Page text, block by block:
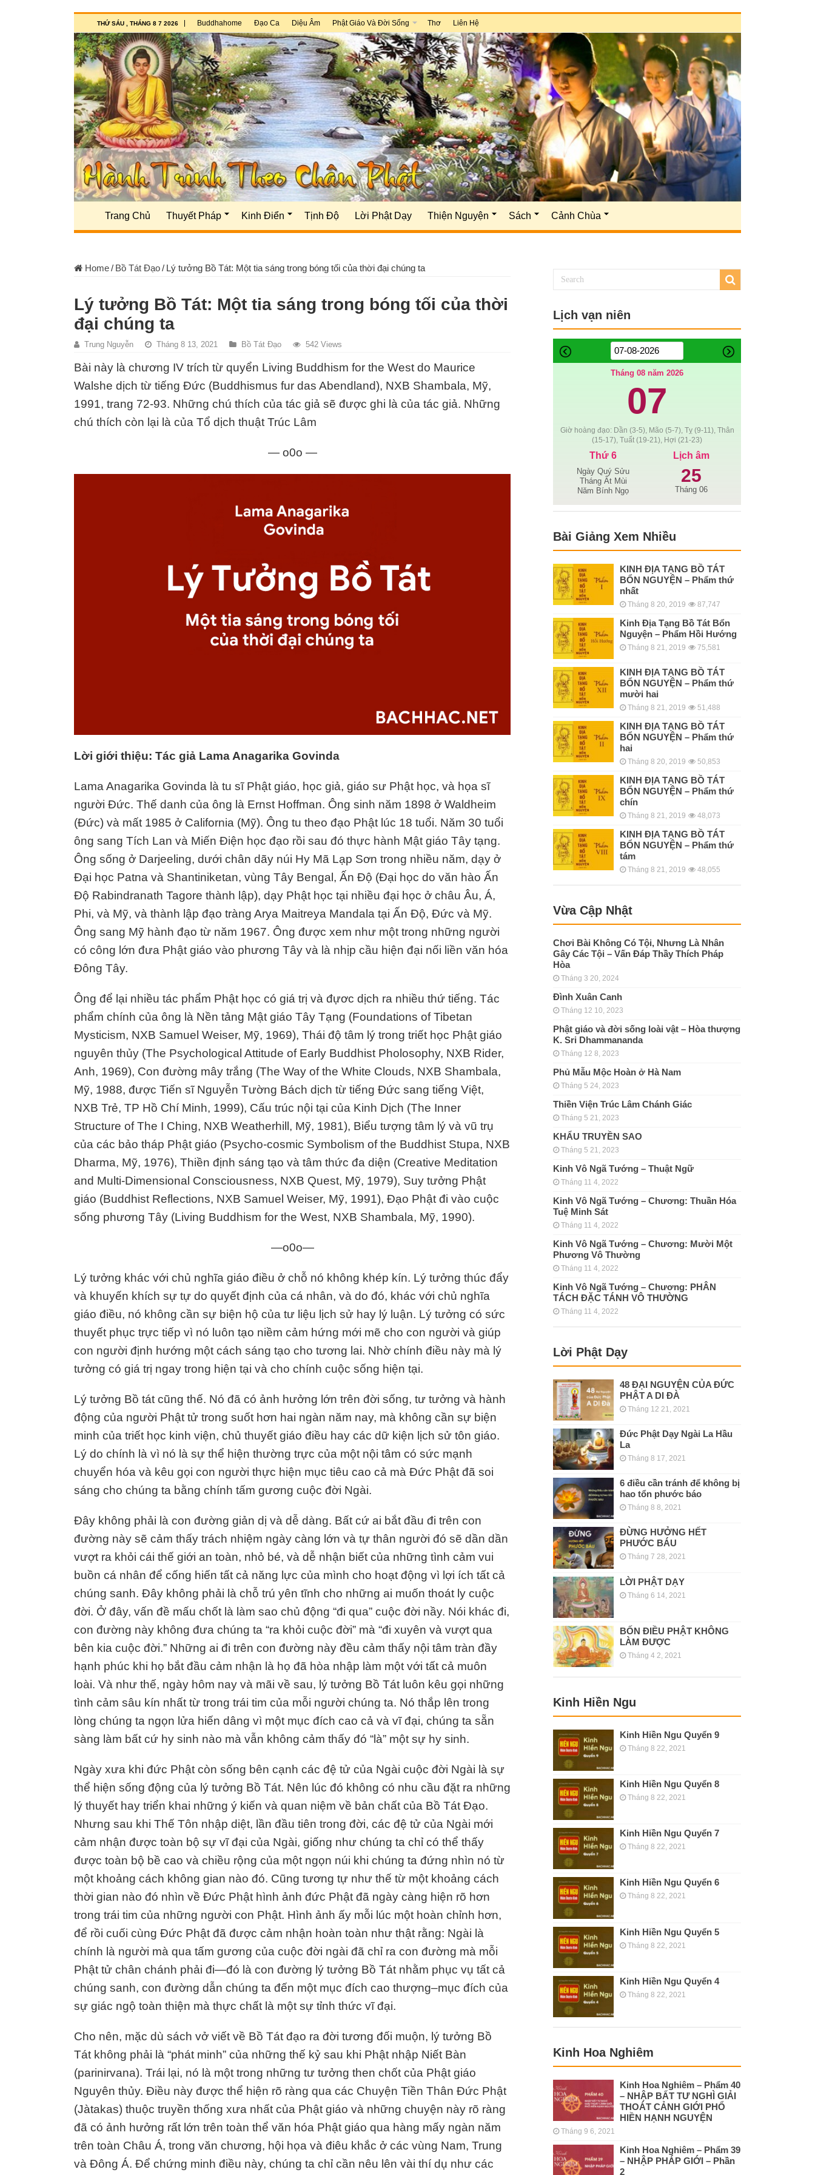
THỨ SÁU , THÁNG 8 7 2026 Buddhahome Đạo Ca Diệu Âm Phật Giáo Và Đời Sống Thơ Liên Hệ
Trang Chủ Thuyết Pháp Kinh Điển Tịnh Độ Lời Phật Dạy Thiện Nguyện Sách Cảnh Chùa
Home/ Bồ Tát Đạo/ Lý tưởng Bồ Tát: Một tia sáng trong bóng tối của thời đại chúng ta
Lý tưởng Bồ Tát: Một tia sáng trong bóng tối của thời
đại chúng ta
Trung Nguyễn Tháng 8 13, 2021 Bồ Tát Đạo 542 Views
Bài này là chương IV trích từ quyển Living Buddhism for the West do Maurice
Walshe dịch từ tiếng Đức (Buddhismus fur das Abendland), NXB Shambala, Mỹ,
1991, trang 72-93. Những chú thích của tác giả sẽ được ghi là của tác giả. Những
chú thích còn lại là của Tổ dịch thuật Trúc Lâm
— o0o —
Lời giới thiệu: Tác giả Lama Anagarika Govinda
Lama Anagarika Govinda là tu sĩ Phật giáo, học giả, giáo sư Phật học, và họa sĩ
người Đức. Thế danh của ông là Ernst Hoffman. Ông sinh năm 1898 ở Waldheim
(Đức) và mất 1985 ở California (Mỹ). Ông tu theo đạo Phật lúc 18 tuổi. Năm 30 tuổi
ông sang Tích Lan và Miến Điện học đạo rồi sau đó thực hành Mật giáo Tây tạng.
Ông sống ở Darjeeling, dưới chân dãy núi Hy Mã Lạp Sơn trong nhiều năm, dạy ở
Đại học Patna và Shantiniketan, vùng Tây Bengal, Ấn Độ (Đại học do văn hào Ấn
Độ Rabindranath Tagore thành lập), dạy Phật học tại nhiều đại học ở châu Âu, Á,
Phi, và Mỹ, và thành lập đạo tràng Arya Maitreya Mandala tại Ấn Độ, Đức và Mỹ.
Ông sang Mỹ hành đạo từ năm 1967. Ông được xem như một trong những người
có công lớn đưa Phật giáo vào phương Tây và là nhịp cầu hiện đại nối liền văn hóa
Đông Tây.
Ông để lại nhiều tác phẩm Phật học có giá trị và đựơc dịch ra nhiều thứ tiếng. Tác
phẩm chính của ông là Nền tảng Mật giáo Tây Tạng (Foundations of Tibetan
Mysticism, NXB Samuel Weiser, Mỹ, 1969), Thái độ tâm lý trong triết học Phật giáo
nguyên thủy (The Psychological Attitude of Early Buddhist Pholosophy, NXB Rider,
Anh, 1969), Con đường mây trắng (The Way of the White Clouds, NXB Shambala,
Mỹ, 1988, được Tiến sĩ Nguyễn Tường Bách dịch từ tiếng Đức sang tiếng Việt,
NXB Trẻ, TP Hồ Chí Minh, 1999), Cấu trúc nội tại của Kinh Dịch (The Inner
Structure of The I Ching, NXB Weatherhill, Mỹ, 1981), Biểu tượng tâm lý và vũ trụ
của các bảo tháp Phật giáo (Psycho-cosmic Symbolism of the Buddhist Stupa, NXB
Dharma, Mỹ, 1976), Thiền định sáng tạo và tâm thức đa diện (Creative Meditation
and Multi-Dimensional Consciousness, NXB Quest, Mỹ, 1979), Suy tưởng Phật
giáo (Buddhist Reflections, NXB Samuel Weiser, Mỹ, 1991), Đạo Phật đi vào cuộc
sống phương Tây (Living Buddhism for the West, NXB Shambala, Mỹ, 1990).
—o0o—
Lý tưởng khác với chủ nghĩa giáo điều ở chỗ nó không khép kín. Lý tưởng thúc đẩy
và khuyến khích sự tự do quyết định của cá nhân, và do đó, khác với chủ nghĩa
giáo điều, nó không cần sự biện hộ của tư liệu lịch sử hay lý luận. Lý tưởng có sức
thuyết phục trực tiếp vì nó luôn tạo niềm cảm hứng mới mẽ cho con người và giúp
con người định hướng một cách sáng tạo cho tương lai. Nhờ chính điều này mà lý
tưởng có giá trị ngay trong hiện tại và cho chính cuộc sống hiện tại.
Lý tưởng Bồ tát cũng thế. Nó đã có ảnh hưởng lớn trên đời sống, tư tưởng và hành
động của người Phật tử trong suốt hơn hai ngàn năm nay, mà không cần sự biện
minh của triết học kinh viện, chủ thuyết giáo điều hay các dữ kiện lịch sử tôn giáo.
Lý do chính là vì nó là sự thể hiện thường trực của một nội tâm có sức mạnh
chuyển hóa và kêu gọi con người thực hiện mục tiêu cao cả mà Đức Phật đã soi
sáng cho chúng ta bằng chính tấm gương cuộc đời Ngài.
Đây không phải là con đường giản dị và dễ dàng. Bất cứ ai bắt đầu đi trên con
đường này sẽ cảm thấy trách nhiệm ngày càng lớn và tự thân người đó sẽ dần dần
vượt ra khỏi cái thế giới an toàn, nhỏ bé, và dễ nhận biết của những tình cảm vui
buồn cá nhân để cống hiến tất cả năng lực của mình cho hoạt động vì lợi ích tất cả
chúng sanh. Đây không phải là chỗ trú yên tĩnh cho những ai muốn thoát ly cuộc
đời. Ở đây, vấn đề mấu chốt là làm sao chủ động “đi qua” cuộc đời nầy. Nói khác đi,
con đường này không đưa chúng ta “ra khỏi cuộc đời” mà “đi xuyên và vượt qua
bên kia cuộc đời.” Những ai đi trên con đường này đều cảm thấy nội tâm tràn đầy
hạnh phúc khi họ bắt đầu cảm nhận là họ đã hòa nhập làm một với tất cả muôn
loài. Và như thế, ngày hôm nay và mãi về sau, lý tưởng Bồ Tát luôn kêu gọi những
tình cảm sâu kín nhất từ trong trái tim của mỗi người chúng ta. Nó thắp lên trong
lòng chúng ta ngọn lửa hiến dâng vì một mục đích cao cả và vĩ đại, chúng ta sẵn
sàng làm bất cứ hy sinh nào mà vẫn không cảm thấy đó “là” một sự hy sinh.
Ngày xưa khi đức Phật còn sống bên cạnh các đệ tử của Ngài cuộc đời Ngài là sự
thể hiện sống động của lý tưởng Bồ Tát. Nên lúc đó không có nhu cầu đặt ra những
lý thuyết hay triển khai những ý kiến và quan niệm về bản chất của Bồ Tát Đạo.
Nhưng sau khi Thế Tôn nhập diệt, lần đầu tiên trong đời, các đệ tử của Ngài mới
cảm nhận được toàn bộ sự vĩ đại của Ngài, giống như chúng ta chỉ có thể thấy
được toàn bộ bề cao và chiều rộng của một ngọn núi khi chúng ta đứng nhìn nó từ
một khoảng cách không gian nào đó. Cũng tương tự như thế từ một khoảng cách
thời gian nào đó nhìn về Đức Phật hình ảnh đức Phật đã ngày càng hiện rõ hơn
trong trái tim của những người con Phật. Hình ảnh ấy mỗi lúc một hoàn chỉnh hơn,
để rồi cuối cùng Đức Phật đã được cảm nhận hoàn toàn như thật rằng: Ngài là
chính là người mà qua tấm gương của cuộc đời ngài đã chỉ ra con đường mà mỗi
Phật tử chân chánh phải đi—đó là con đường lý tưởng Bồ Tát nhằm phục vụ tất cả
chúng sanh, con đường dẫn chúng ta đến một mục đích cao thượng–mục đích của
sự giác ngộ toàn thiện mà thực chất là một sự tỉnh thức vĩ đại.
Cho nên, mặc dù sách vở viết về Bồ Tát đạo ra đời tương đối muộn, lý tưởng Bồ
Tát không phải là “phát minh” của những thế kỷ sau khi Phật nhập Niết Bàn
(parinirvana). Trái lại, nó là một trong những tư tưởng then chốt của Phật giáo
Nguyên thủy. Điều này được thể hiện rõ ràng qua các Chuyện Tiền Thân Đức Phật
(Jàtakas) thuộc truyền thống xưa nhất của Phật giáo và những chuyện này rõ ràng
đã có ảnh hưởng rất lớn trên toàn thể văn hóa Phật giáo qua hàng mấy ngàn năm
trên toàn Châu Á, trong văn chương, hội họa và điêu khắc ở các vùng Nam, Trung
và Đông Á. Để chứng minh điều này, chúng ta chỉ cần nêu lên vài thí dụ như các
Lịch vạn niên
Tháng 08 năm 2026
07
Giờ hoàng đạo: Dần (3-5), Mão (5-7), Tỵ (9-11), Thân
(15-17), Tuất (19-21), Hợi (21-23)
Thứ 6
Ngày Quý Sửu
Tháng Ất Mùi
Năm Bính Ngọ
Lịch âm
25
Tháng 06
Bài Giảng Xem Nhiều
KINH ÐỊA TẠNG BỒ TÁT
BỔN NGUYỆN – Phẩm thứ
nhất
Tháng 8 20, 2019 87,747
Kinh Địa Tạng Bồ Tát Bổn
Nguyện – Phẩm Hồi Hướng
Tháng 8 21, 2019 75,581
KINH ÐỊA TẠNG BỒ TÁT
BỔN NGUYỆN – Phẩm thứ
mười hai
Tháng 8 21, 2019 51,488
KINH ÐỊA TẠNG BỒ TÁT
BỔN NGUYỆN – Phẩm thứ
hai
Tháng 8 20, 2019 50,853
KINH ÐỊA TẠNG BỒ TÁT
BỔN NGUYỆN – Phẩm thứ
chín
Tháng 8 21, 2019 48,073
KINH ÐỊA TẠNG BỒ TÁT
BỔN NGUYỆN – Phẩm thứ
tám
Tháng 8 21, 2019 48,055
Vừa Cập Nhật
Chơi Bài Không Có Tội, Nhưng Là Nhân
Gây Các Tội – Vấn Đáp Thầy Thích Pháp
Hòa
Tháng 3 20, 2024
Đình Xuân Canh
Tháng 12 10, 2023
Phật giáo và đời sống loài vật – Hòa thượng
K. Sri Dhammananda
Tháng 12 8, 2023
Phủ Mẫu Mộc Hoàn ở Hà Nam
Tháng 5 24, 2023
Thiền Viện Trúc Lâm Chánh Giác
Tháng 5 21, 2023
KHẨU TRUYỀN SAO
Tháng 5 21, 2023
Kinh Vô Ngã Tướng – Thuật Ngữ
Tháng 11 4, 2022
Kinh Vô Ngã Tướng – Chương: Thuần Hóa
Tuệ Minh Sát
Tháng 11 4, 2022
Kinh Vô Ngã Tướng – Chương: Mười Một
Phương Vô Thường
Tháng 11 4, 2022
Kinh Vô Ngã Tướng – Chương: PHÂN
TÁCH ÐẶC TÁNH VÔ THƯỜNG
Tháng 11 4, 2022
Lời Phật Dạy
48 ĐẠI NGUYỆN CỦA ĐỨC
PHẬT A DI ĐÀ
Tháng 12 21, 2021
Đức Phật Dạy Ngài La Hầu
La
Tháng 8 17, 2021
6 điều cần tránh để không bị
hao tổn phước báo
Tháng 8 8, 2021
ĐỪNG HƯỞNG HẾT
PHƯỚC BÁU
Tháng 7 28, 2021
LỜI PHẬT DẠY
Tháng 6 14, 2021
BỐN ĐIỀU PHẬT KHÔNG
LÀM ĐƯỢC
Tháng 4 2, 2021
Kinh Hiền Ngu
Kinh Hiền Ngu Quyển 9
Tháng 8 22, 2021
Kinh Hiền Ngu Quyển 8
Tháng 8 22, 2021
Kinh Hiền Ngu Quyển 7
Tháng 8 22, 2021
Kinh Hiền Ngu Quyển 6
Tháng 8 22, 2021
Kinh Hiền Ngu Quyển 5
Tháng 8 22, 2021
Kinh Hiền Ngu Quyển 4
Tháng 8 22, 2021
Kinh Hoa Nghiêm
Kinh Hoa Nghiêm – Phẩm 40
– NHẬP BẤT TƯ NGHÌ GIẢI
THOÁT CẢNH GIỚI PHỔ
HIỀN HẠNH NGUYỆN
Tháng 9 6, 2021
Kinh Hoa Nghiêm – Phẩm 39
– NHẬP PHÁP GIỚI – Phần
2